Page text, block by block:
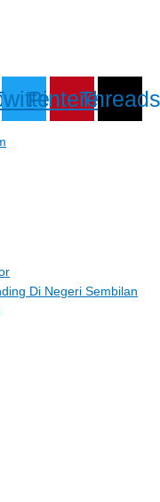
PinterestThreads
Di Negeri Sembilan